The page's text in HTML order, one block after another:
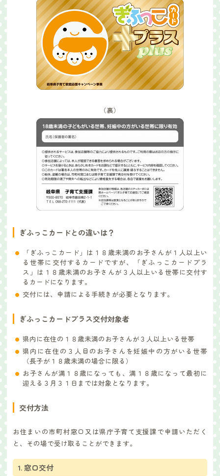
（裏）
ぎふっこカードとの違いは？
「ぎふっこカード」は１８歳未満のお子さんが１人以上い
る世帯に交付するカードですが、「ぎふっこカードプラ
ス」は１８歳未満のお子さんが３人以上いる世帯に交付す
るカードになります。
交付には、申請による手続きが必要となります。
ぎふっこカードプラス交付対象者
県内に在住の１８歳未満のお子さんが３人以上いる世帯
県内に在住の３人目のお子さんを妊娠中の方がいる世帯
（長子が１８歳未満の場合に限る）
お子さんが満１８歳になっても、満１８歳になって最初に
迎える３月３１日までは対象となります。
交付方法
お住まいの市町村窓口又は県庁子育て支援課で申請いただく
と、その場で受け取ることができます。
1. 窓口交付